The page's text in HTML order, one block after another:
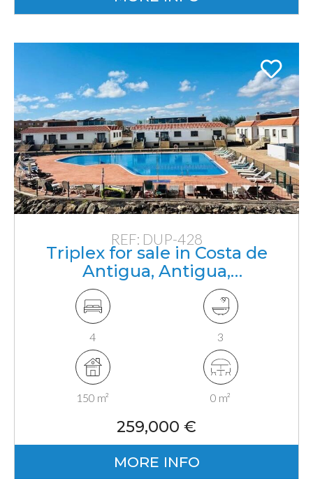
REF: DUP-428
Triplex for sale in Costa de
Antigua, Antigua,
Fuerteventura, Canarias
4 3
150 m² 0 m²
259,000 €
MORE INFO